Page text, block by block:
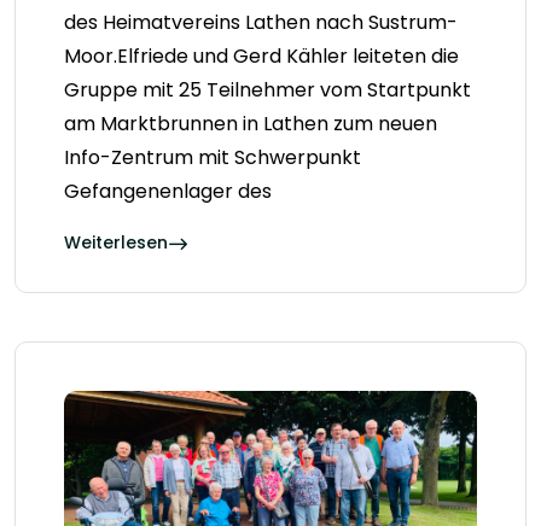
des Heimatvereins Lathen nach Sustrum-
Moor.Elfriede und Gerd Kähler leiteten die
Gruppe mit 25 Teilnehmer vom Startpunkt
am Marktbrunnen in Lathen zum neuen
Info-Zentrum mit Schwerpunkt
Gefangenenlager des
Weiterlesen